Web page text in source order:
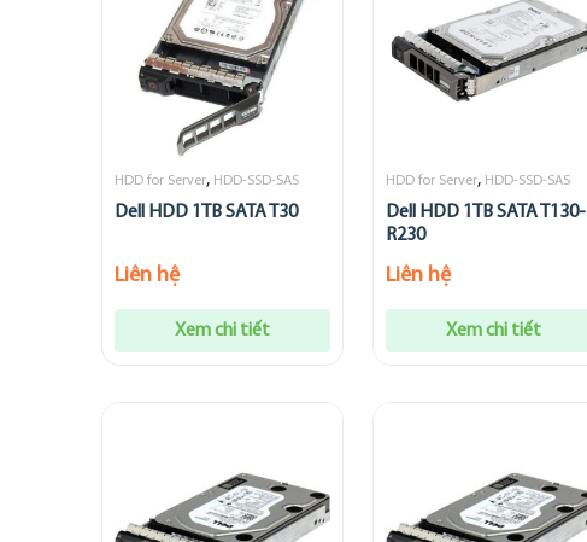
HDD for Server, HDD-SSD-SAS
Dell HDD 1TB SATA T30
Liên hệ
Xem chi tiết
HDD for Server, HDD-SSD-SAS
Dell HDD 1TB SATA T130-
R230
Liên hệ
Xem chi tiết